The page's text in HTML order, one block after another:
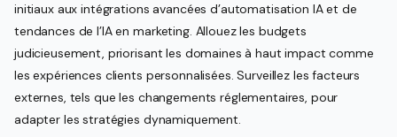
initiaux aux intégrations avancées d’automatisation IA et de
tendances de l’IA en marketing. Allouez les budgets
judicieusement, priorisant les domaines à haut impact comme
les expériences clients personnalisées. Surveillez les facteurs
externes, tels que les changements réglementaires, pour
adapter les stratégies dynamiquement.